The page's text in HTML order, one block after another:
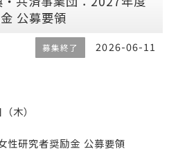
公募要領
募集終了 2026-06-11
木）
性研究者奨励金 公募要領